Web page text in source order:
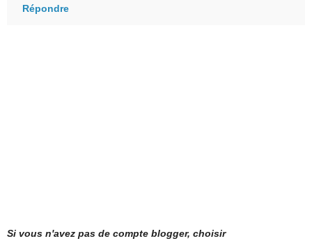
Répondre
Si vous n'avez pas de compte blogger, choisir